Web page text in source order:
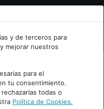
y de terceros para
mejorar nuestros
para el
tu consentimiento.
todas o
Política de Cookies.